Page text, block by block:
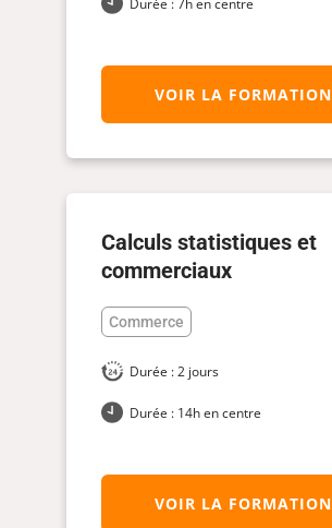
Durée : 7h en centre
VOIR LA FORMATION
Calculs statistiques et
commerciaux
Commerce
Durée : 2 jours
Durée : 14h en centre
VOIR LA FORMATION